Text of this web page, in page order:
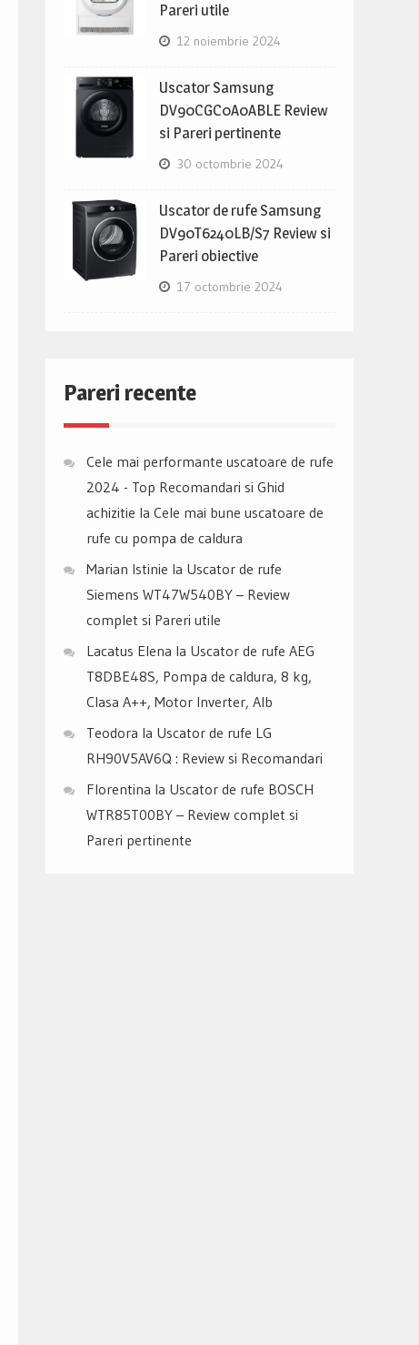
Pareri utile
12 noiembrie 2024
Uscator Samsung
DV90CGC0A0ABLE Review
si Pareri pertinente
30 octombrie 2024
Uscator de rufe Samsung
DV90T6240LB/S7 Review si
Pareri obiective
17 octombrie 2024
Pareri recente
Cele mai performante uscatoare de rufe
2024 - Top Recomandari si Ghid
achizitie la Cele mai bune uscatoare de
rufe cu pompa de caldura
Marian Istinie la Uscator de rufe
Siemens WT47W540BY – Review
complet si Pareri utile
Lacatus Elena la Uscator de rufe AEG
T8DBE48S, Pompa de caldura, 8 kg,
Clasa A++, Motor Inverter, Alb
Teodora la Uscator de rufe LG
RH90V5AV6Q : Review si Recomandari
Florentina la Uscator de rufe BOSCH
WTR85T00BY – Review complet si
Pareri pertinente